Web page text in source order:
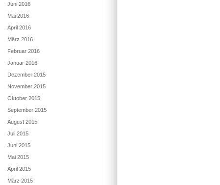
Juni 2016
Mai 2016
April 2016
März 2016
Februar 2016
Januar 2016
Dezember 2015
November 2015
Oktober 2015
September 2015
August 2015
Juli 2015
Juni 2015
Mai 2015
April 2015
März 2015